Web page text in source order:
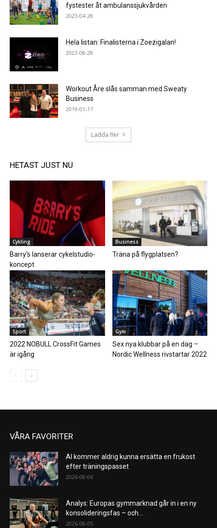
fystester åt ambulanssjukvården
2023-04-28
Hela listan: Finalisterna i Zoezigalan!
2023-08-28
Workout Åre slås samman med Sweaty
Business
2019-01-17
Ladda fler
HETAST JUST NU
Cykling
Barry’s lanserar cykelstudio-
koncept
Business
Träna på flygplatsen?
Sport
2022 NOBULL CrossFit Games
är igång
Gym
Sex nya klubbar på en dag –
Nordic Wellness rivstartar 2022
VÅRA FAVORITER
AI kommer aldrig kunna ersätta en frukost
efter träningspasset
2026-08-06
Analys: Europas gymmarknad går in i en ny
konsolideringsfas – och...
2026-08-05